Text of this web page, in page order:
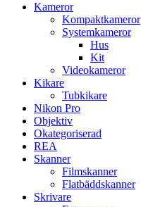
Kameror
Kompaktkameror
Systemkameror
Hus
Kit
Videokameror
Kikare
Tubkikare
Nikon Pro
Objektiv
Okategoriserad
REA
Skanner
Filmskanner
Flatbäddskanner
Skrivare